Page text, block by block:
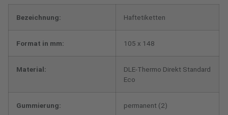
Bezeichnung: Haftetiketten
Format in mm: 105 x 148
Material:
DLE-Thermo Direkt Standard
Eco
Gummierung: permanent (2)